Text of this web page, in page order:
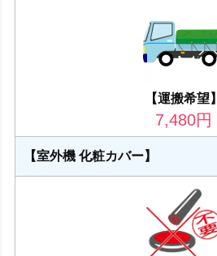
【運搬希望】
7,480円
【室外機 化粧カバー】